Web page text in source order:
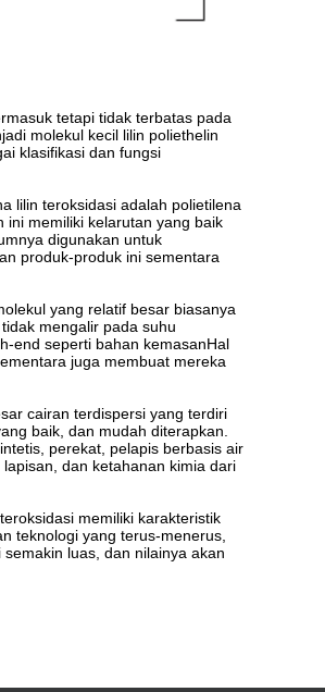
tetapi tidak terbatas pada
molekul kecil lilin poliethelin
klasifikasi dan fungsi
lilin teroksidasi adalah polietilena
ini memiliki kelarutan yang baik
digunakan untuk
produk-produk ini sementara
yang relatif besar biasanya
mengalir pada suhu
end seperti bahan kemasanHal
juga membuat mereka
cairan terdispersi yang terdiri
baik, dan mudah diterapkan.
perekat, pelapis berbasis air
dan ketahanan kimia dari
memiliki karakteristik
teknologi yang terus-menerus,
luas, dan nilainya akan